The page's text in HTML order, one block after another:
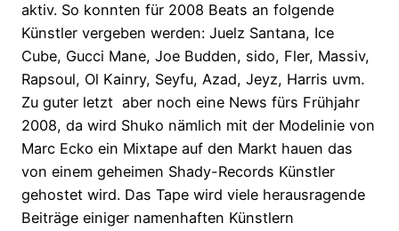
aktiv. So konnten für 2008 Beats an folgende
Künstler vergeben werden: Juelz Santana, Ice
Cube, Gucci Mane, Joe Budden, sido, Fler, Massiv,
Rapsoul, Ol Kainry, Seyfu, Azad, Jeyz, Harris uvm.
Zu guter letzt aber noch eine News fürs Frühjahr
2008, da wird Shuko nämlich mit der Modelinie von
Marc Ecko ein Mixtape auf den Markt hauen das
von einem geheimen Shady-Records Künstler
gehostet wird. Das Tape wird viele herausragende
Beiträge einiger namenhaften Künstlern